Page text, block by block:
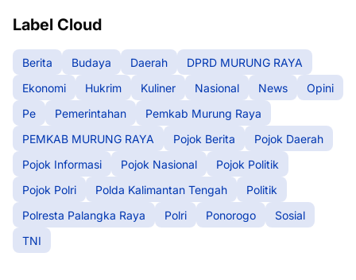
Label Cloud
Berita Budaya Daerah
DPRD MURUNG RAYA
Ekonomi
Hukrim Kuliner Nasional News
Opini
Pe
Pemerintahan
Pemkab Murung Raya
PEMKAB MURUNG RAYA
Pojok Berita
Pojok Daerah
Pojok Informasi
Pojok Nasional
Pojok Politik
Pojok Polri
Polda Kalimantan Tengah
Politik
Polresta Palangka Raya
Polri Ponorogo
Sosial
TNI